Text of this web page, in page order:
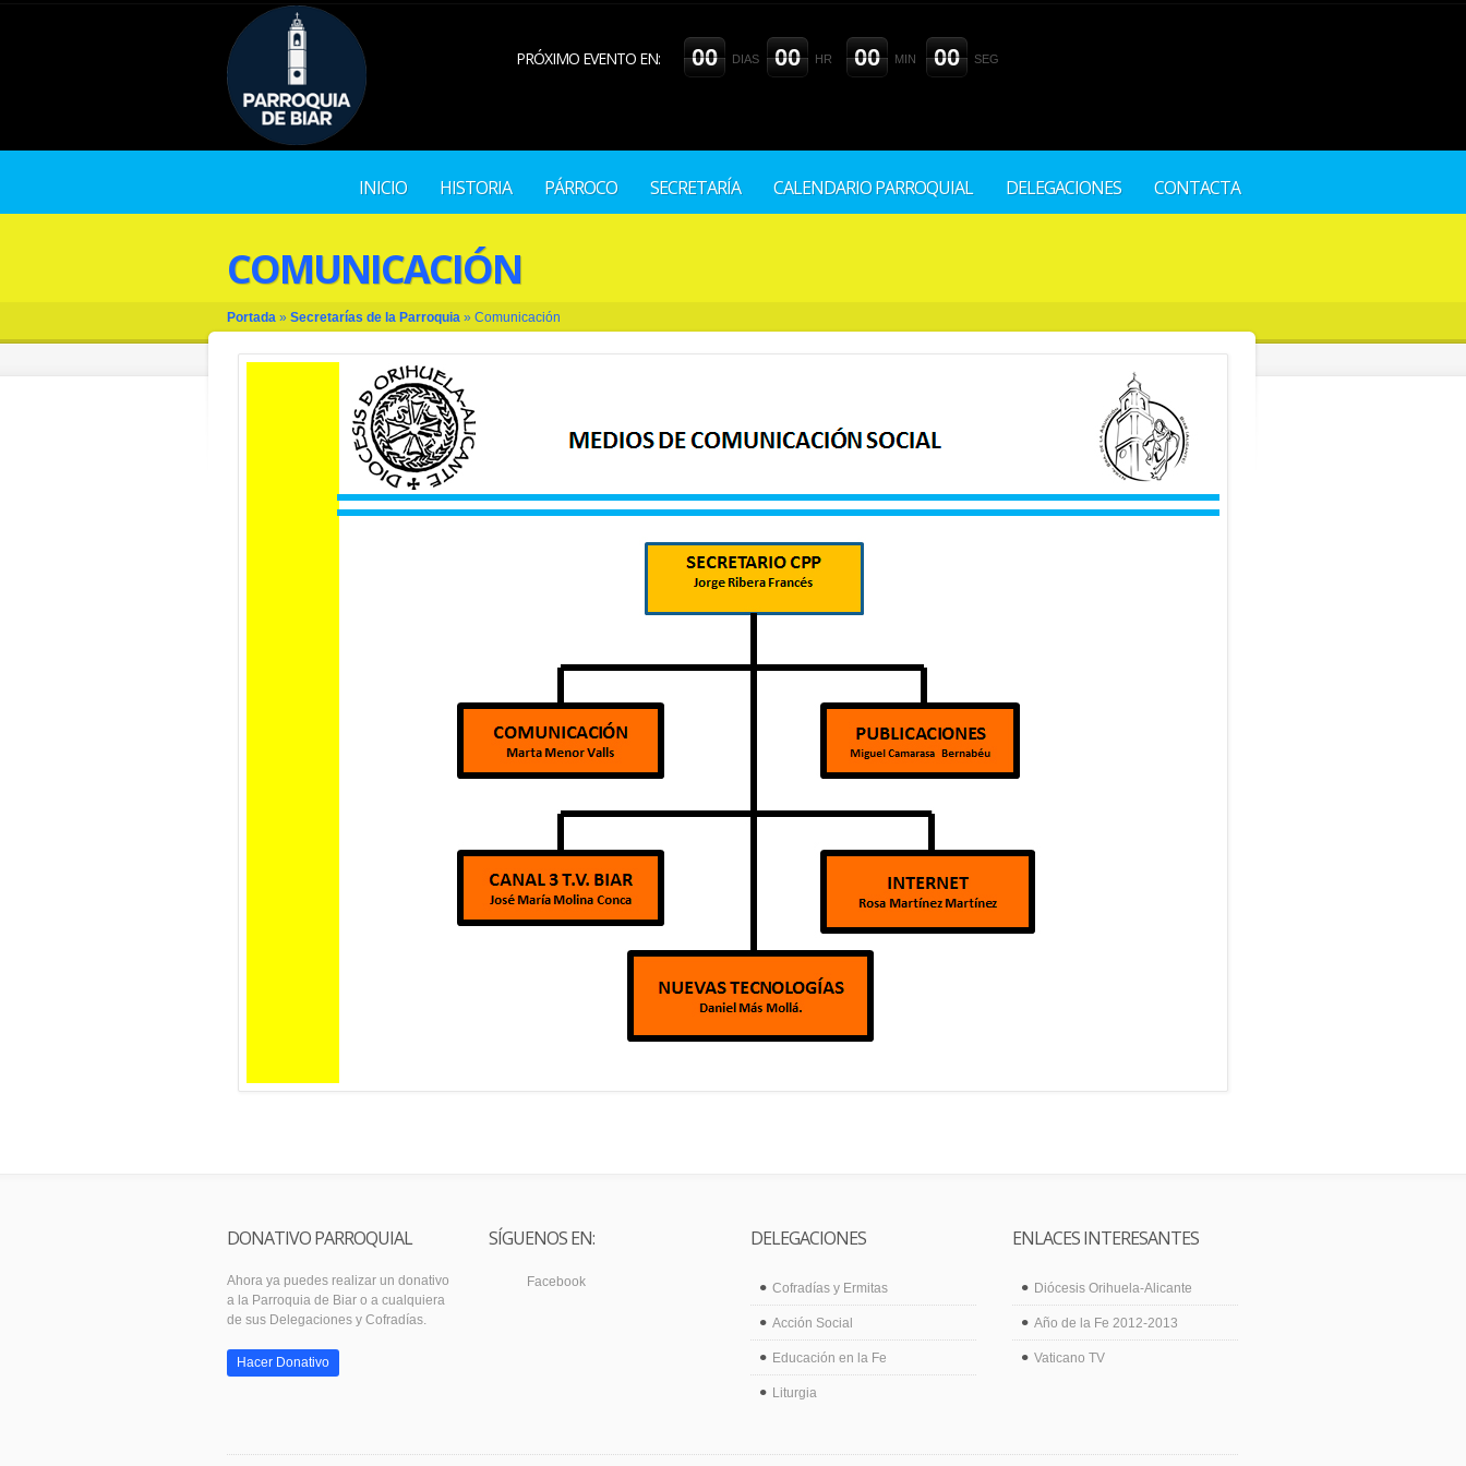
PRÓXIMO EVENTO EN: 00 DIAS 00 HR 00 MIN 00 SEG
INICIO HISTORIA PÁRROCO SECRETARÍA CALENDARIO PARROQUIAL DELEGACIONES CONTACTA
COMUNICACIÓN
Portada » Secretarías de la Parroquia » Comunicación
DONATIVO PARROQUIAL
Ahora ya puedes realizar un donativo
a la Parroquia de Biar o a cualquiera
de sus Delegaciones y Cofradías.
Hacer Donativo
SÍGUENOS EN:
Facebook
DELEGACIONES
Cofradías y Ermitas
Acción Social
Educación en la Fe
Liturgia
ENLACES INTERESANTES
Diócesis Orihuela-Alicante
Año de la Fe 2012-2013
Vaticano TV